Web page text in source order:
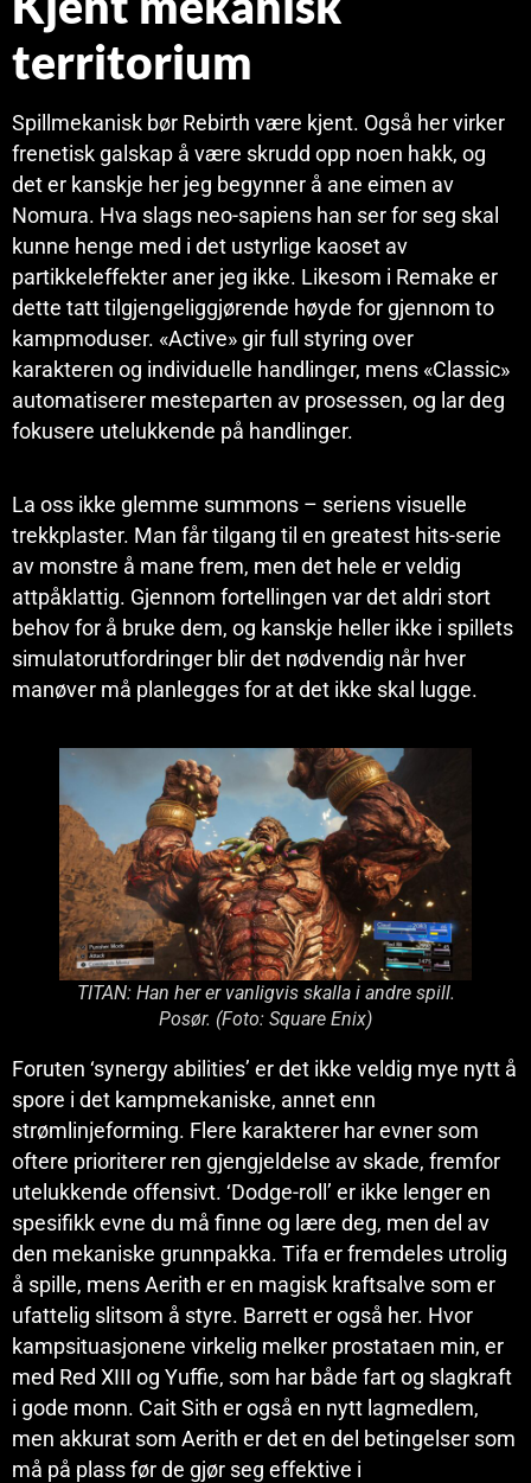
territorium
Spillmekanisk bør Rebirth være kjent. Også her virker
frenetisk galskap å være skrudd opp noen hakk, og
det er kanskje her jeg begynner å ane eimen av
Nomura. Hva slags neo-sapiens han ser for seg skal
kunne henge med i det ustyrlige kaoset av
partikkeleffekter aner jeg ikke. Likesom i Remake er
dette tatt tilgjengeliggjørende høyde for gjennom to
kampmoduser. «Active» gir full styring over
karakteren og individuelle handlinger, mens «Classic»
automatiserer mesteparten av prosessen, og lar deg
fokusere utelukkende på handlinger.
La oss ikke glemme summons – seriens visuelle
trekkplaster. Man får tilgang til en greatest hits-serie
av monstre å mane frem, men det hele er veldig
attpåklattig. Gjennom fortellingen var det aldri stort
behov for å bruke dem, og kanskje heller ikke i spillets
simulatorutfordringer blir det nødvendig når hver
manøver må planlegges for at det ikke skal lugge.
TITAN: Han her er vanligvis skalla i andre spill.
Posør. (Foto: Square Enix)
Foruten ‘synergy abilities’ er det ikke veldig mye nytt å
spore i det kampmekaniske, annet enn
strømlinjeforming. Flere karakterer har evner som
oftere prioriterer ren gjengjeldelse av skade, fremfor
utelukkende offensivt. ‘Dodge-roll’ er ikke lenger en
spesifikk evne du må finne og lære deg, men del av
den mekaniske grunnpakka. Tifa er fremdeles utrolig
å spille, mens Aerith er en magisk kraftsalve som er
ufattelig slitsom å styre. Barrett er også her. Hvor
kampsituasjonene virkelig melker prostataen min, er
med Red XIII og Yuffie, som har både fart og slagkraft
i gode monn. Cait Sith er også en nytt lagmedlem,
men akkurat som Aerith er det en del betingelser som
må på plass før de gjør seg effektive i